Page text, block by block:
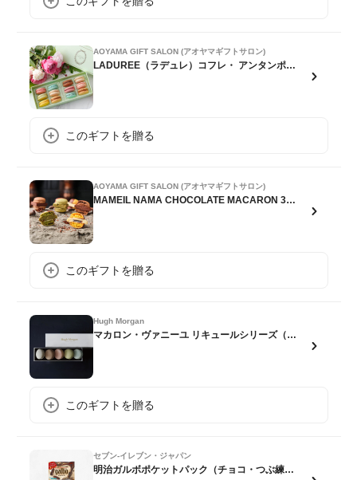
AOYAMA GIFT SALON (アオヤマギフトサロン)
LADUREE（ラデュレ）コフレ・ アンタンポレル マカロン12個入り
このギフトを贈る
AOYAMA GIFT SALON (アオヤマギフトサロン)
MAMEIL NAMA CHOCOLATE MACARON 3種計6個
このギフトを贈る
Hugh Morgan
マカロン・ヴァニーユ リキュールシリーズ（5個）
このギフトを贈る
セブン-イレブン・ジャパン
明治ガルボポケットパック（チョコ・つぶ練り苺・ブラック）いずれか１個